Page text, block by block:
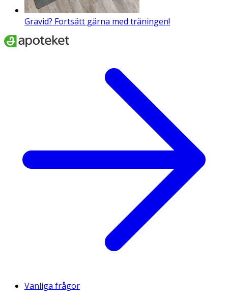
Gravid? Fortsätt gärna med träningen!
Vanliga frågor